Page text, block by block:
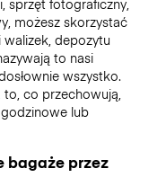
możesz skorzystać
depozytu
to nasi
wszystko.
co przechowują,
lub
bagaże przez